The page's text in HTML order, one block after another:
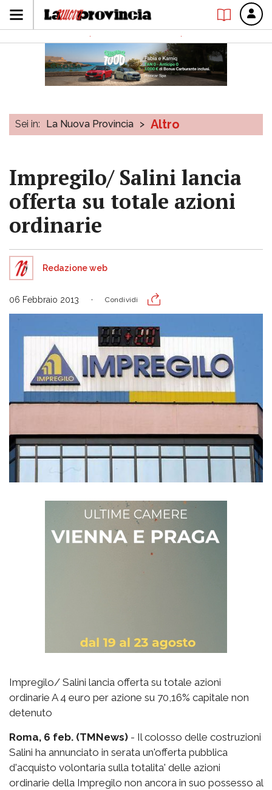
Sei in: La Nuova Provincia > Altro
Impregilo/ Salini lancia
offerta su totale azioni
ordinarie
Redazione web
06 Febbraio 2013 Condividi
Impregilo/ Salini lancia offerta su totale azioni
ordinarie A 4 euro per azione su 70,16% capitale non
detenuto
Roma, 6 feb. (TMNews) - Il colosso delle costruzioni
Salini ha annunciato in serata un'offerta pubblica
d'acquisto volontaria sulla totalita' delle azioni
ordinarie della Impregilo non ancora in suo possesso al